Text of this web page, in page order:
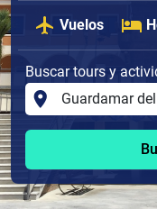
Vuelos
Buscar tours y